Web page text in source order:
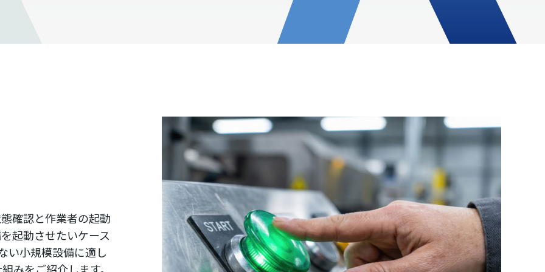
確認と作業者の起動
起動させたいケース
い小規模設備に適し